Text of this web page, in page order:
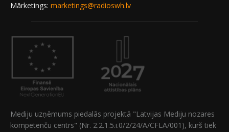
Mārketings: marketings@radioswh.lv
Mediju uzņēmums piedalās projektā "Latvijas Mediju nozares
kompetenču centrs" (Nr. 2.2.1.5.i.0/2/24/A/CFLA/001), kurš tiek